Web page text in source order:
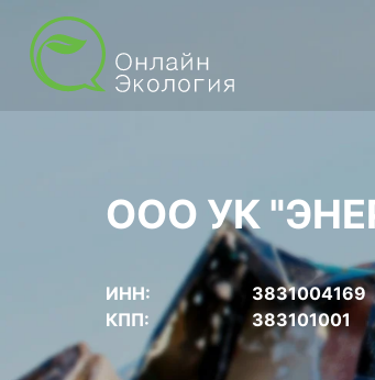
ООО УК
ИНН:
3831004169
КПП:
383101001